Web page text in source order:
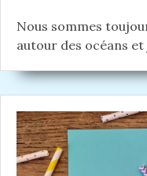
c
e
Nous sommes
autour des océans